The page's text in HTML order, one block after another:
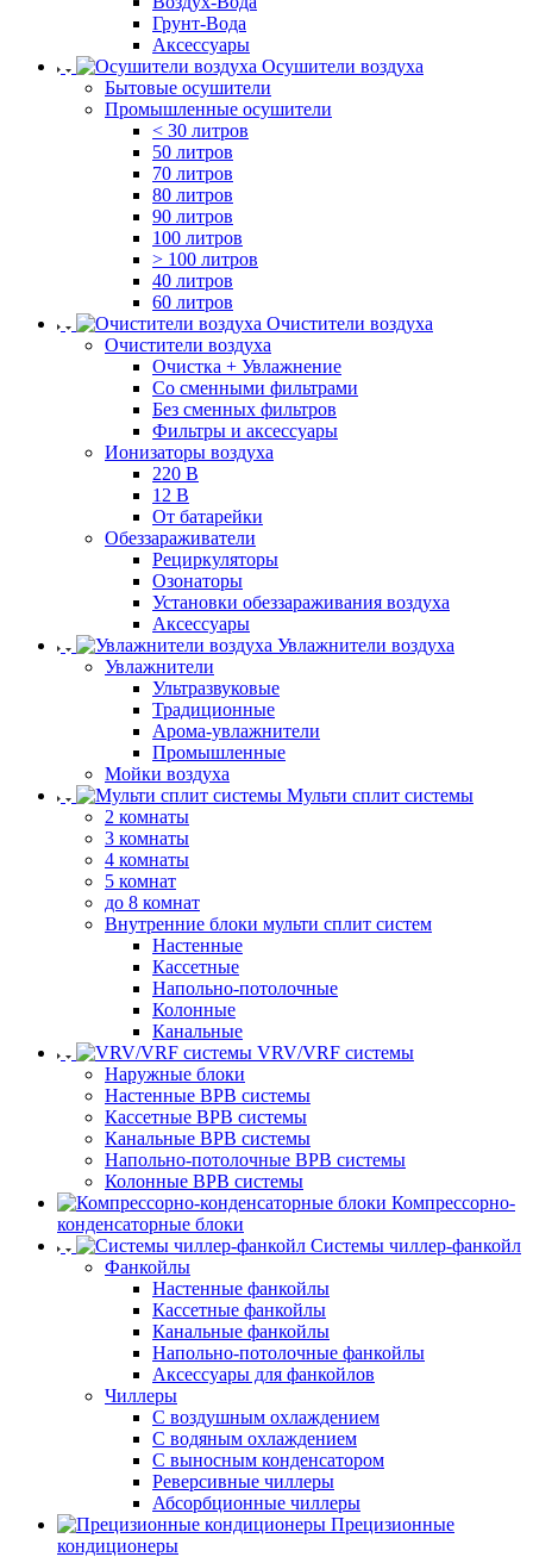
Грунт-Вода
Аксессуары
Осушители воздуха
Бытовые осушители
Промышленные осушители
< 30 литров
50 литров
70 литров
80 литров
90 литров
100 литров
> 100 литров
40 литров
60 литров
Очистители воздуха
Очистители воздуха
Очистка + Увлажнение
Cо сменными фильтрами
Без сменных фильтров
Фильтры и аксессуары
Ионизаторы воздуха
220 В
12 В
От батарейки
Обеззараживатели
Рециркуляторы
Озонаторы
Установки обеззараживания воздуха
Аксессуары
Увлажнители воздуха
Увлажнители
Ультразвуковые
Традиционные
Арома-увлажнители
Промышленные
Мойки воздуха
Мульти сплит системы
2 комнаты
3 комнаты
4 комнаты
5 комнат
до 8 комнат
Внутренние блоки мульти сплит систем
Настенные
Кассетные
Напольно-потолочные
Колонные
Канальные
VRV/VRF системы
Наружные блоки
Настенные ВРВ системы
Кассетные ВРВ системы
Канальные ВРВ системы
Напольно-потолочные ВРВ системы
Колонные ВРВ системы
Компрессорно-
конденсаторные блоки
Системы чиллер-фанкойл
Фанкойлы
Настенные фанкойлы
Кассетные фанкойлы
Канальные фанкойлы
Напольно-потолочные фанкойлы
Аксессуары для фанкойлов
Чиллеры
С воздушным охлаждением
С водяным охлаждением
С выносным конденсатором
Реверсивные чиллеры
Абсорбционные чиллеры
Прецизионные
кондиционеры